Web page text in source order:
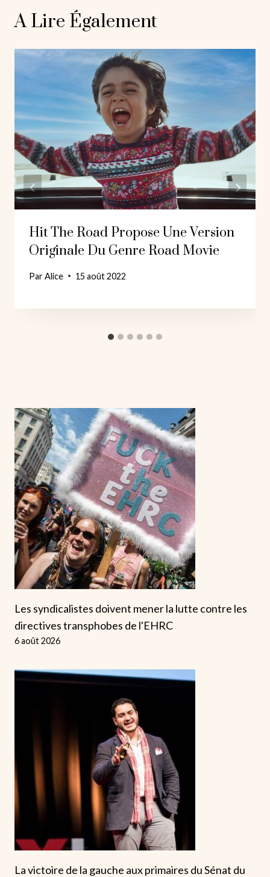
A Lire Également
Hit The Road Propose Une Version
Originale Du Genre Road Movie
ParAlice 15 août 2022
Les syndicalistes doivent mener la lutte contre les
directives transphobes de l'EHRC
6 août 2026
La victoire de la gauche aux primaires du Sénat du